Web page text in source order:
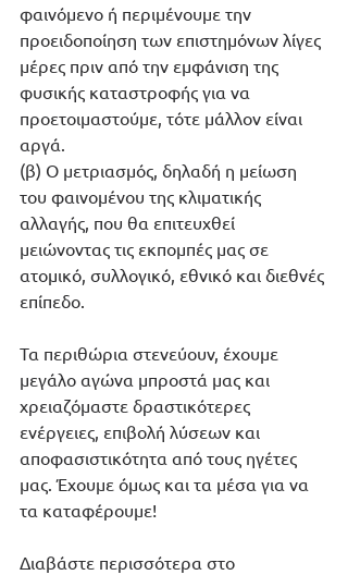
φαινόμενο ή περιμένουμε την
προειδοποίηση των επιστημόνων λίγες
μέρες πριν από την εμφάνιση της
φυσικής καταστροφής για να
προετοιμαστούμε, τότε μάλλον είναι
αργά.
(β) Ο μετριασμός, δηλαδή η μείωση
του φαινομένου της κλιματικής
αλλαγής, που θα επιτευχθεί
μειώνοντας τις εκπομπές μας σε
ατομικό, συλλογικό, εθνικό και διεθνές
επίπεδο.
Τα περιθώρια στενεύουν, έχουμε
μεγάλο αγώνα μπροστά μας και
χρειαζόμαστε δραστικότερες
ενέργειες, επιβολή λύσεων και
αποφασιστικότητα από τους ηγέτες
μας. Έχουμε όμως και τα μέσα για να
τα καταφέρουμε!
Διαβάστε περισσότερα στο